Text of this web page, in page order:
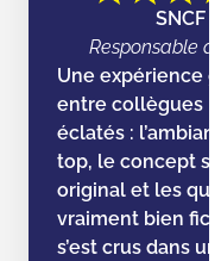
SNCF
Responsable
Une expérience
entre collègues !
éclatés :
top, le concept
original et les
vraiment bien
s’est crus dans